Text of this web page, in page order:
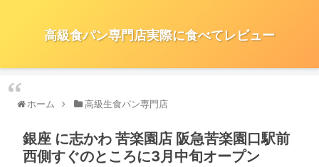
高級食パン専門店実際に食べてレビュー
ホーム 高級生食パン専門店
銀座 に志かわ 苦楽園店 阪急苦楽園口駅前
西側すぐのところに3月中旬オープン